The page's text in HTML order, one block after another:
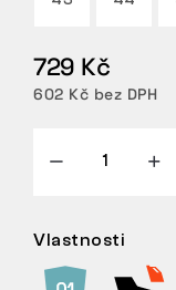
729 Kč
602 Kč bez DPH
Vlastnosti